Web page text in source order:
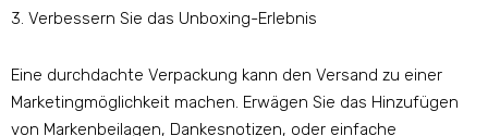
3. Verbessern Sie das Unboxing-Erlebnis
Eine durchdachte Verpackung kann den Versand zu einer
Marketingmöglichkeit machen. Erwägen Sie das Hinzufügen
von Markenbeilagen, Dankesnotizen, oder einfache